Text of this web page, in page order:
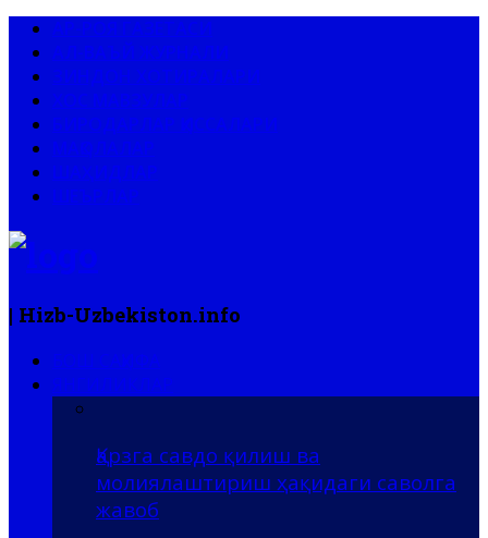
| Hizb-Uzbekiston.info
Қарзга савдо қилиш ва
молиялаштириш ҳақидаги саволга
жавоб